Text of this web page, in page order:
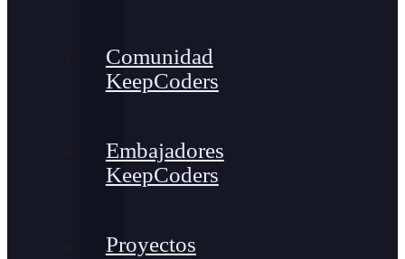
Comunidad
KeepCoders
Embajadores
KeepCoders
Proyectos